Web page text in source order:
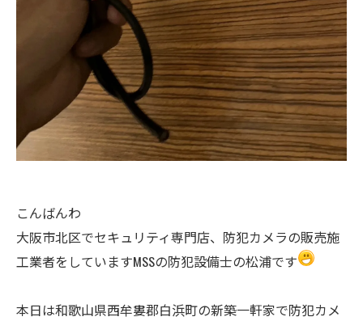
こんばんわ
大阪市北区でセキュリティ専門店、防犯カメラの販売施
工業者をしていますMSSの防犯設備士の松浦です
本日は和歌山県西牟婁郡白浜町の新築一軒家で防犯カメ